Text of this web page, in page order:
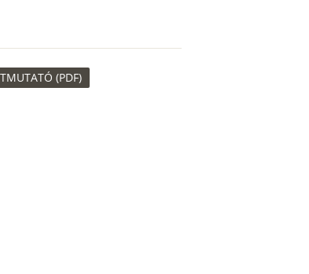
(PDF)